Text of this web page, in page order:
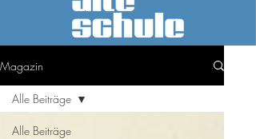
Magazin
Alle Beiträge
Alle Beiträge